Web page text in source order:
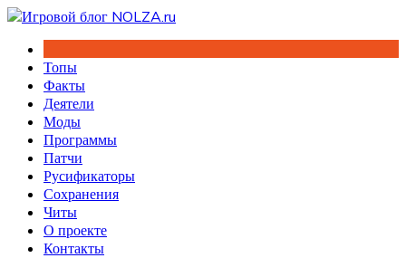
Перейти
содержимому
Топы
Факты
Деятели
Моды
Программы
Патчи
Русификаторы
Сохранения
Читы
О проекте
Контакты